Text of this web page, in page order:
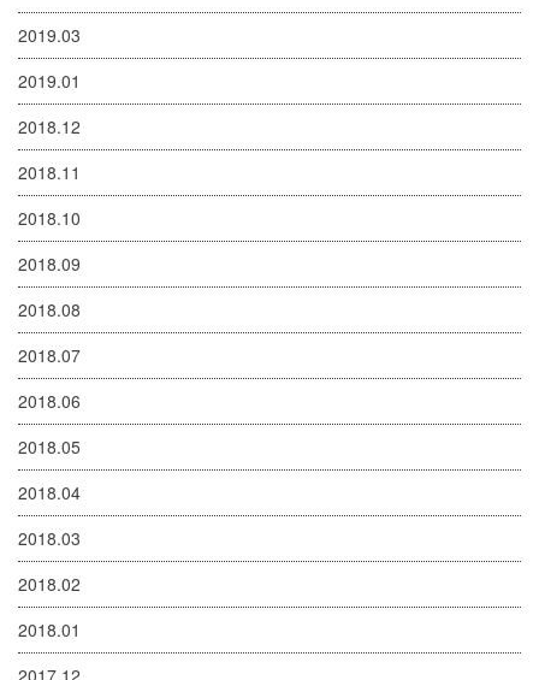
2019.03
2019.01
2018.12
2018.11
2018.10
2018.09
2018.08
2018.07
2018.06
2018.05
2018.04
2018.03
2018.02
2018.01